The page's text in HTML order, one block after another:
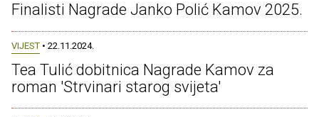
Finalisti Nagrade Janko Polić Kamov 2025.
VIJEST • 22.11.2024.
Tea Tulić dobitnica Nagrade Kamov za
roman 'Strvinari starog svijeta'